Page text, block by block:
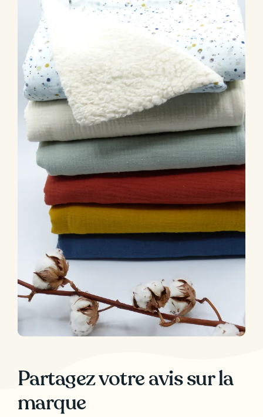
Partagez votre avis sur la
marque